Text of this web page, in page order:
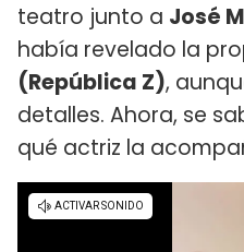
teatro junto a José
había revelado la
(República Z),
detalles. Ahora, se
qué actriz la